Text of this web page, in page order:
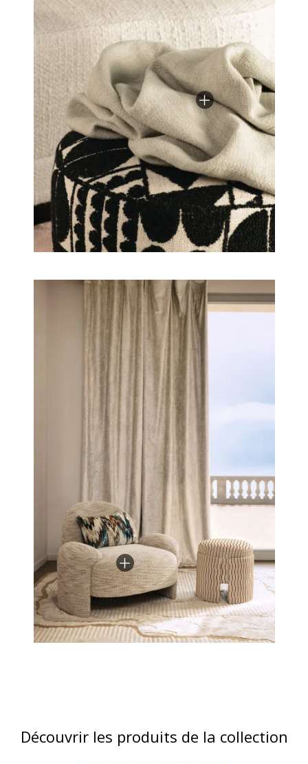
Découvrir les produits de la collection